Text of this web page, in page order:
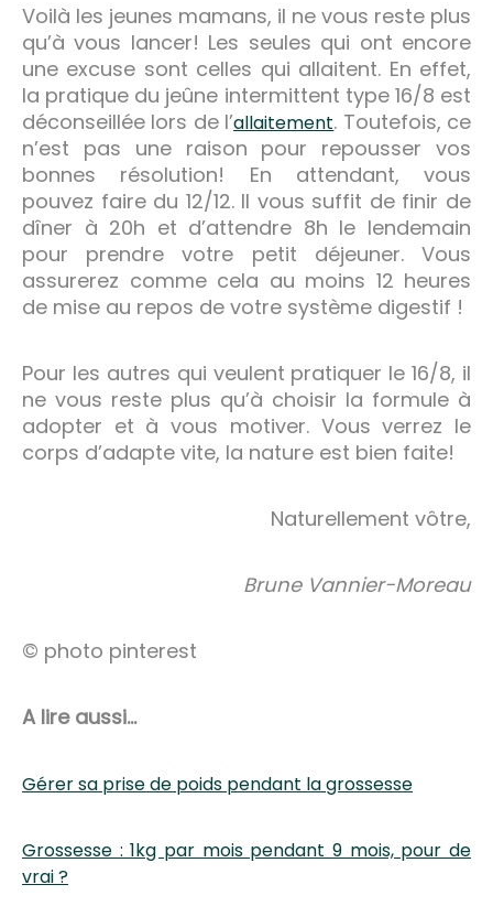
Voilà les jeunes mamans, il ne vous reste plus
qu’à vous lancer! Les seules qui ont encore
une excuse sont celles qui allaitent. En effet,
la pratique du jeûne intermittent type 16/8 est
déconseillée lors de l’allaitement. Toutefois, ce
n’est pas une raison pour repousser vos
bonnes résolution! En attendant, vous
pouvez faire du 12/12. Il vous suffit de finir de
dîner à 20h et d’attendre 8h le lendemain
pour prendre votre petit déjeuner. Vous
assurerez comme cela au moins 12 heures
de mise au repos de votre système digestif !
Pour les autres qui veulent pratiquer le 16/8, il
ne vous reste plus qu’à choisir la formule à
adopter et à vous motiver. Vous verrez le
corps d’adapte vite, la nature est bien faite!
Naturellement vôtre,
Brune Vannier-Moreau
© photo pinterest
A lire aussi…
Gérer sa prise de poids pendant la grossesse
Grossesse : 1kg par mois pendant 9 mois, pour de
vrai ?